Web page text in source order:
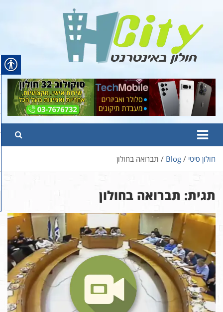
content
Hcity – חולון באינטרנט
פורטל החדשות והמידע של חולון
חולון סיטי Blog תברואה בחולון
תגית: תברואה בחולון